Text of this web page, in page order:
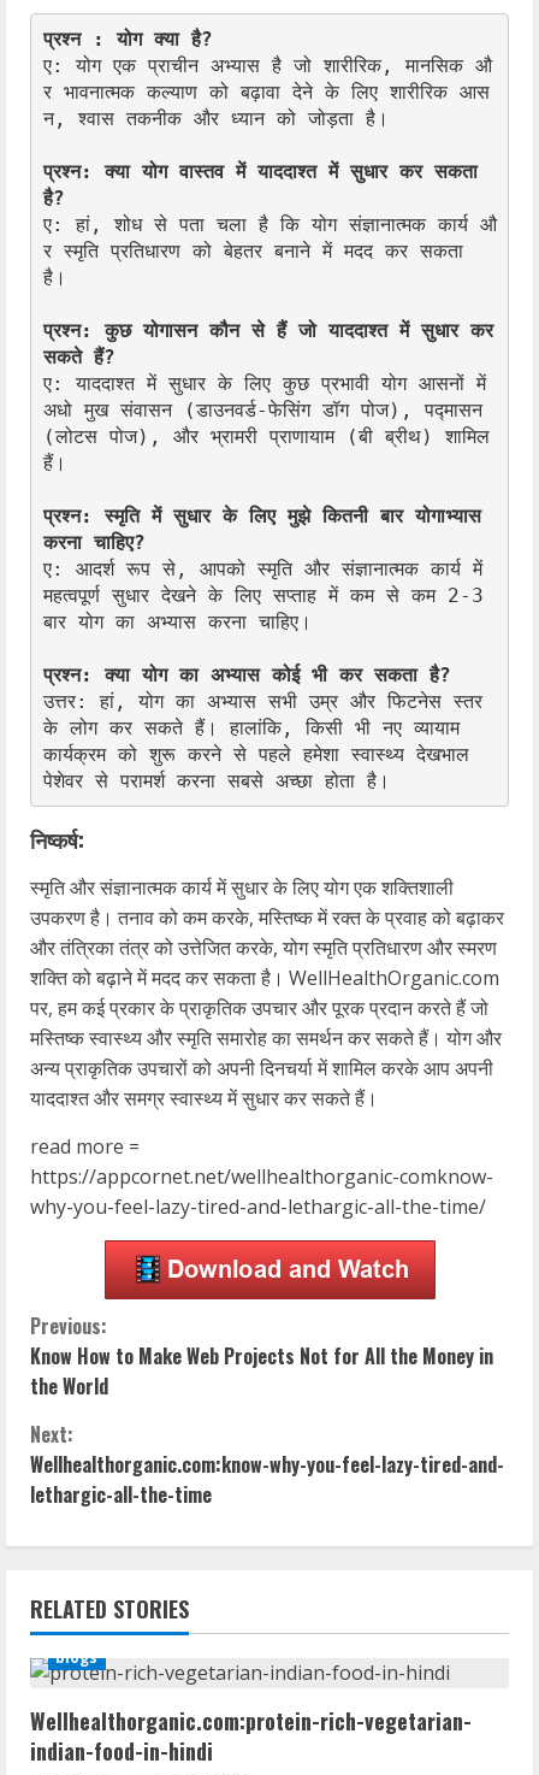
प्रश्न : योग क्या है?
ए: योग एक प्राचीन अभ्यास है जो शारीरिक, मानसिक औ
र भावनात्मक कल्याण को बढ़ावा देने के लिए शारीरिक आस
न, श्वास तकनीक और ध्यान को जोड़ता है।
प्रश्न: क्या योग वास्तव में याददाश्त में सुधार कर सकता
है?
ए: हां, शोध से पता चला है कि योग संज्ञानात्मक कार्य औ
र स्मृति प्रतिधारण को बेहतर बनाने में मदद कर सकता
है।
प्रश्न: कुछ योगासन कौन से हैं जो याददाश्त में सुधार कर
सकते हैं?
ए: याददाश्त में सुधार के लिए कुछ प्रभावी योग आसनों में
अधो मुख संवासन (डाउनवर्ड-फेसिंग डॉग पोज), पद्मासन
(लोटस पोज), और भ्रामरी प्राणायाम (बी ब्रीथ) शामिल
हैं।
प्रश्न: स्मृति में सुधार के लिए मुझे कितनी बार योगाभ्यास
करना चाहिए?
ए: आदर्श रूप से, आपको स्मृति और संज्ञानात्मक कार्य में
महत्वपूर्ण सुधार देखने के लिए सप्ताह में कम से कम 2-3
बार योग का अभ्यास करना चाहिए।
प्रश्न: क्या योग का अभ्यास कोई भी कर सकता है?
उत्तर: हां, योग का अभ्यास सभी उम्र और फिटनेस स्तर
के लोग कर सकते हैं। हालांकि, किसी भी नए व्यायाम
कार्यक्रम को शुरू करने से पहले हमेशा स्वास्थ्य देखभाल
पेशेवर से परामर्श करना सबसे अच्छा होता है।
निष्कर्ष:
स्मृति और संज्ञानात्मक कार्य में सुधार के लिए योग एक शक्तिशाली
उपकरण है। तनाव को कम करके, मस्तिष्क में रक्त के प्रवाह को बढ़ाकर
और तंत्रिका तंत्र को उत्तेजित करके, योग स्मृति प्रतिधारण और स्मरण
शक्ति को बढ़ाने में मदद कर सकता है। WellHealthOrganic.com
पर, हम कई प्रकार के प्राकृतिक उपचार और पूरक प्रदान करते हैं जो
मस्तिष्क स्वास्थ्य और स्मृति समारोह का समर्थन कर सकते हैं। योग और
अन्य प्राकृतिक उपचारों को अपनी दिनचर्या में शामिल करके आप अपनी
याददाश्त और समग्र स्वास्थ्य में सुधार कर सकते हैं।
read more =
https://appcornet.net/wellhealthorganic-comknow-
why-you-feel-lazy-tired-and-lethargic-all-the-time/
C
o
n
t
i
n
u
e
R
Previous:
Know How to Make Web Projects Not for All the Money in
the World
Next:
Wellhealthorganic.com:know-why-you-feel-lazy-tired-and-
lethargic-all-the-time
RELATED STORIES
blogs
Wellhealthorganic.com:protein-rich-vegetarian-
indian-food-in-hindi